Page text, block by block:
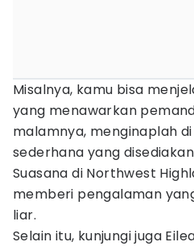
Misalnya, kamu bisa
yang menawarkan
malamnya, menginaplah
sederhana yang
Suasana di Northwest
memberi pengalaman
liar.
Selain itu, kunjungi juga